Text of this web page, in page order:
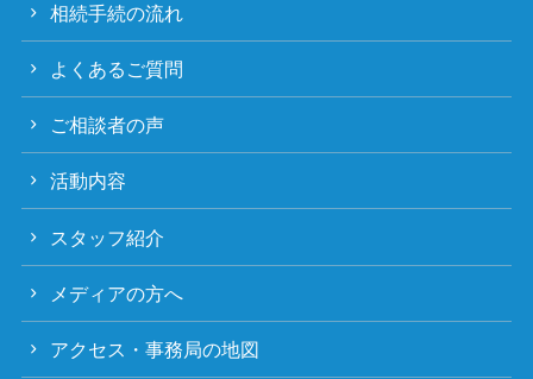
相続手続の流れ
よくあるご質問
ご相談者の声
活動内容
スタッフ紹介
メディアの方へ
アクセス・事務局の地図